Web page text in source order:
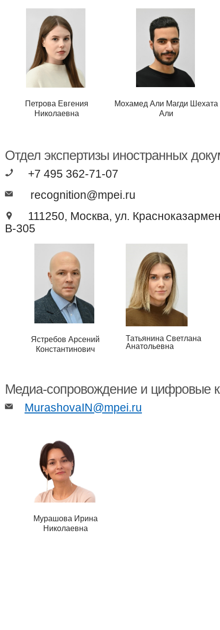
Петрова Евгения
Николаевна
Мохамед Али Магди Шехата
Али
Отдел экспертизы иностранных
+7 495 362-71-07
recognition@mpei.ru
111250, Москва, ул.
В-305
Ястребов Арсений
Константинович
Татьянина Светлана
Анатольевна
Медиа-сопровождение и цифровые
MurashovaIN@mpei.ru
Мурашова Ирина
Николаевна​